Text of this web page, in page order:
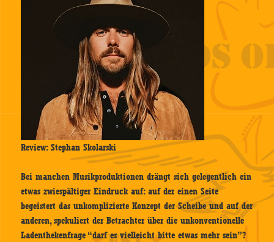
Review: Stephan Skolarski
Bei manchen Musikproduktionen drängt sich gelegentlich ein
etwas zwiespältiger Eindruck auf: auf der einen Seite
begeistert das unkomplizierte Konzept der Scheibe und auf der
anderen, spekuliert der Betrachter über die unkonventionelle
Ladenthekenfrage “darf es vielleicht bitte etwas mehr sein”?